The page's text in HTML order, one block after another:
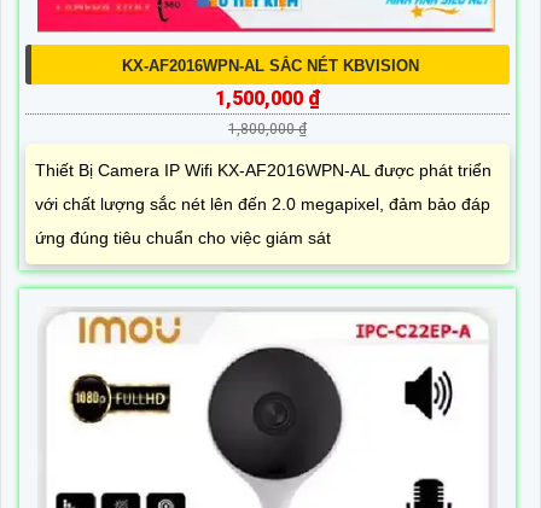
KX-AF2016WPN-AL SẮC NÉT KBVISION
1,500,000 ₫
1,800,000 ₫
Thiết Bị Camera IP Wifi KX-AF2016WPN-AL được phát triển
với chất lượng sắc nét lên đến 2.0 megapixel, đảm bảo đáp
ứng đúng tiêu chuẩn cho việc giám sát